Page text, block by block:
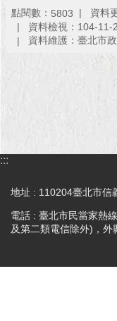
點閱數： 5803
資料
資料檢視：104-11-
資料維護：臺北市
:::
地址 : 110204臺北市信
電話 : 臺北市民當家熱
及第二類電信除外)，